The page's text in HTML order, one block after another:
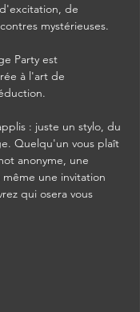
de
mystérieuses.
Party est
à l'art de
: juste un stylo, du
Quelqu'un vous plaît
anonyme, une
une invitation
qui osera vous